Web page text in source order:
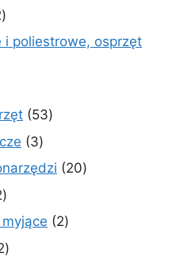
2
produkty
i poliestrowe, osprzęt
produkty
5353
33
produkty
2020
22
produkty22
2